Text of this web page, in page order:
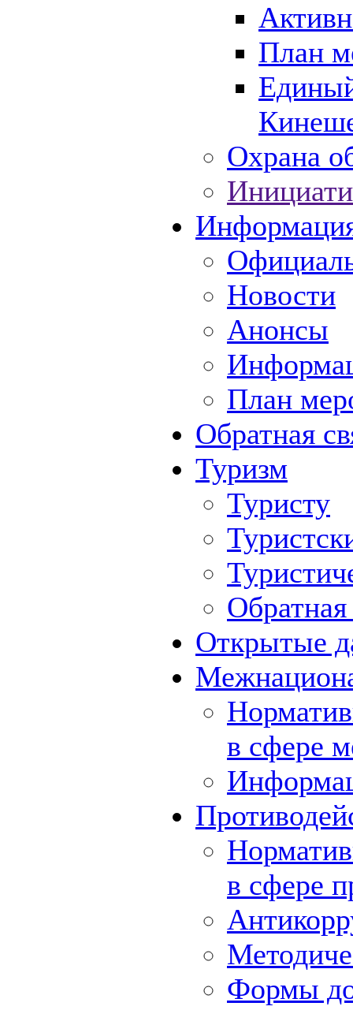
План
Охрана
Новости
Анонсы
План
Обратная
Туризм
Туристу
Обратная
Открытые
в сфере
в сфере
Формы